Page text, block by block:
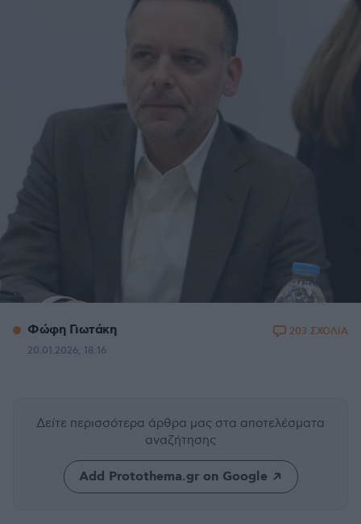
Φώφη Γιωτάκη
20.01.2026, 18:16
203 ΣΧΟΛΙΑ
Δείτε περισσότερα άρθρα μας στα αποτελέσματα
αναζήτησης
Add Protothema.gr on Google